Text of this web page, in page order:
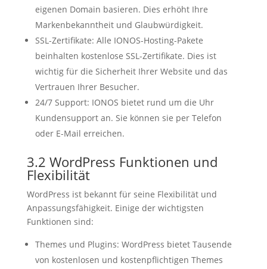
eigenen Domain basieren. Dies erhöht Ihre
Markenbekanntheit und Glaubwürdigkeit.
SSL-Zertifikate: Alle IONOS-Hosting-Pakete
beinhalten kostenlose SSL-Zertifikate. Dies ist
wichtig für die Sicherheit Ihrer Website und das
Vertrauen Ihrer Besucher.
24/7 Support: IONOS bietet rund um die Uhr
Kundensupport an. Sie können sie per Telefon
oder E-Mail erreichen.
3.2 WordPress Funktionen und
Flexibilität
WordPress ist bekannt für seine Flexibilität und
Anpassungsfähigkeit. Einige der wichtigsten
Funktionen sind:
Themes und Plugins: WordPress bietet Tausende
von kostenlosen und kostenpflichtigen Themes